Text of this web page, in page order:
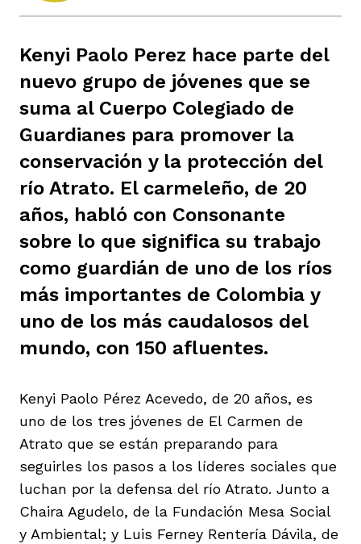
Kenyi Paolo Perez hace parte del
nuevo grupo de jóvenes que se
suma al Cuerpo Colegiado de
Guardianes para promover la
conservación y la protección del
río Atrato. El carmeleño, de 20
años, habló con Consonante
sobre lo que significa su trabajo
como guardián de uno de los ríos
más importantes de Colombia y
uno de los más caudalosos del
mundo, con 150 afluentes.
Kenyi Paolo Pérez Acevedo, de 20 años, es
uno de los tres jóvenes de El Carmen de
Atrato que se están preparando para
seguirles los pasos a los líderes sociales que
luchan por la defensa del río Atrato. Junto a
Chaira Agudelo, de la Fundación Mesa Social
y Ambiental; y Luis Ferney Rentería Dávila, de
2023
de Atrato
Baja
principios
de estilo
equipo
periodistas locales
nuestro contenido